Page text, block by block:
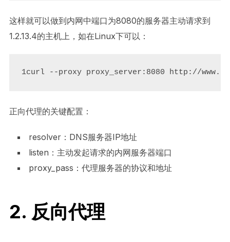
这样就可以做到内网中端口为8080的服务器主动请求到
1.2.13.4的主机上，如在Linux下可以：
1curl --proxy proxy_server:8080 http://
正向代理的关键配置：
resolver：DNS服务器IP地址
listen：主动发起请求的内网服务器端口
proxy_pass：代理服务器的协议和地址
2. 反向代理